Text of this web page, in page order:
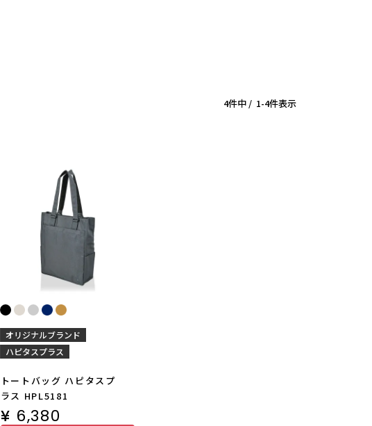
4件中 1-4件表示
オリジナルブランド
ハピタスプラス
トートバッグ ハピタスプ
ラス HPL5181
¥ 6,380